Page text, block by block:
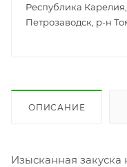
Республика Карелия,
Петрозаводск, р-н
ОПИСАНИЕ
Изысканная закуска